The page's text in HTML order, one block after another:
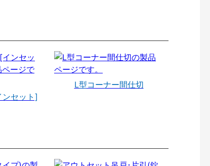
セット]
L型コーナー間仕切